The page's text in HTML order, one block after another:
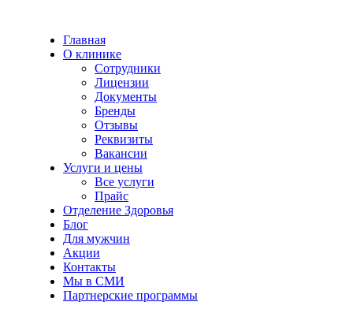
Главная
О клинике
Сотрудники
Лицензии
Документы
Бренды
Отзывы
Реквизиты
Вакансии
Услуги и цены
Все услуги
Прайс
Отделение Здоровья
Блог
Для мужчин
Акции
Контакты
Мы в СМИ
Партнерские программы